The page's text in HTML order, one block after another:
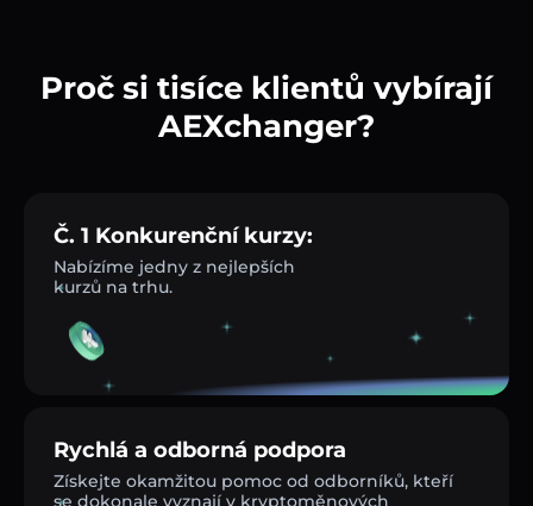
Proč si tisíce klientů vybírají
AEXchanger?
Č. 1 Konkurenční kurzy:
Nabízíme jedny z nejlepších
kurzů na trhu.
Rychlá a odborná podpora
Získejte okamžitou pomoc od odborníků, kteří
se dokonale vyznají v kryptoměnových